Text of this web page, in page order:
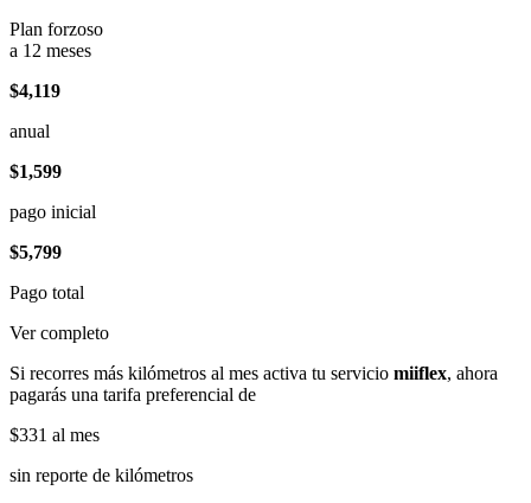
Plan forzoso
a 12 meses
$4,119
anual
$1,599
pago inicial
$5,799
Pago total
Ver completo
Si recorres más kilómetros al mes activa tu servicio miiflex, ahora
pagarás una tarifa preferencial de
$331 al mes
sin reporte de kilómetros